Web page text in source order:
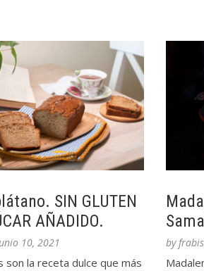
SIN GLUTEN
AÑADIDO.
10, 2021
son la receta dulce que más
by